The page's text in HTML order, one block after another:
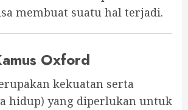
membuat suatu hal terjadi.
Oxford
kekuatan serta
hidup) yang diperlukan untuk